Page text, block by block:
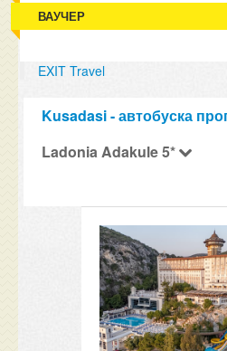
ВАУЧЕР
EXIT Travel
Kusadasi - автобуска
Ladonia Adakule 5*